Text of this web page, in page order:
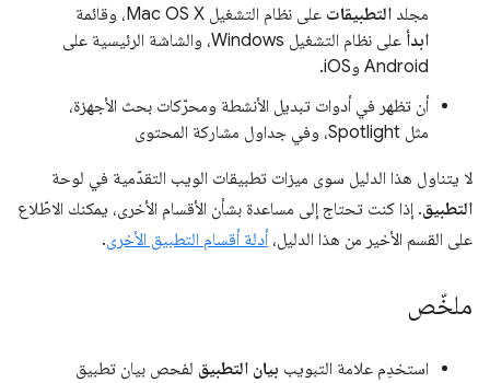
مجلد التطبيقات على نظام التشغيل Mac OS X، وقائمة
ابدأ
على نظام التشغيل Windows، والشاشة الرئيسية على
Android وiOS.
أن تظهر في أدوات تبديل الأنشطة ومحرّكات بحث الأجهزة،
مثل Spotlight، وفي جداول مشاركة المحتوى
لا يتناول هذا الدليل سوى ميزات تطبيقات الويب التقدّمية في لوحة
التطبيق. إذا كنت تحتاج إلى مساعدة بشأن الأقسام الأخرى، يمكنك الاطّلاع
على القسم الأخير من هذا الدليل، أدلة أقسام التطبيق الأخرى.
ملخّص
استخدِم علامة التبويب بيان التطبيق لفحص بيان تطبيق